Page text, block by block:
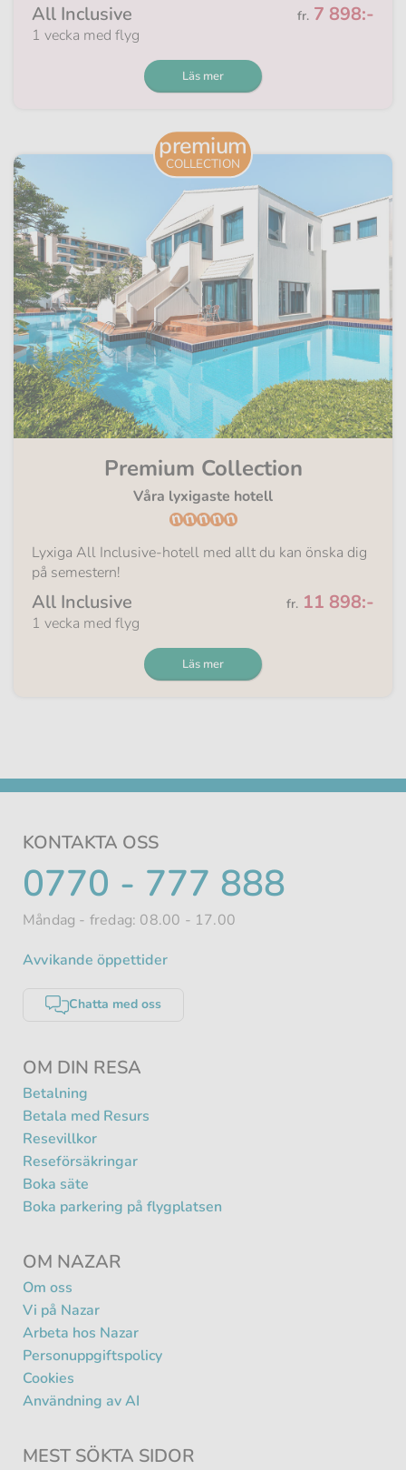
All Inclusive Från
fr. 7 898:-
1 vecka med flyg
Läs mer
premium
COLLECTION
Premium Collection
Våra lyxigaste hotell
Lyxiga All Inclusive-hotell med allt du kan önska dig
på semestern!
All Inclusive Från
fr. 11 898:-
1 vecka med flyg
Läs mer
OM DIN RESA
Betalning
Betala med Resurs
Resevillkor
Reseförsäkringar
Boka säte
Boka parkering på flygplatsen
OM NAZAR
Om oss
Vi på Nazar
Arbeta hos Nazar
Personuppgiftspolicy
Cookies
Användning av AI
MEST SÖKTA SIDOR
KONTAKTA OSS
TELEFONNUMMER
0770 - 777 888
Måndag - fredag: 08.00 - 17.00
Avvikande öppettider
Chatta med oss